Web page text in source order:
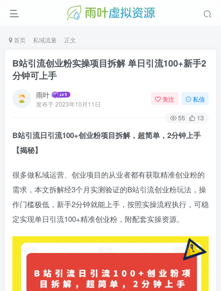
首页 私域流量 正文
B站引流创业粉实操项目拆解 单日引流100+新手2
分钟可上手
雨叶
发布于2023年10月11日
关注 私信
55 13
B站引流日引流100+创业粉项目拆解，超简单，2分钟上手
【揭秘】
很多做私域运营、创业项目的从业者都有获取精准创业粉的
需求，本文拆解经3个月实测验证的B站引流创业粉玩法，操
作门槛极低，新手2分钟就能上手，按照实操流程执行，可稳
定实现单日引流100+精准创业粉，附配套实操资源。